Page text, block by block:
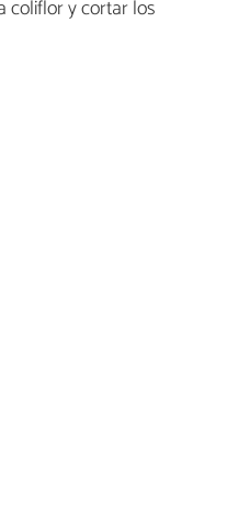
coliflor y cortar los